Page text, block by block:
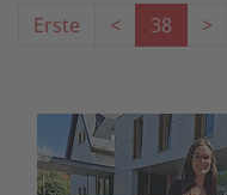
Erste < 38 >